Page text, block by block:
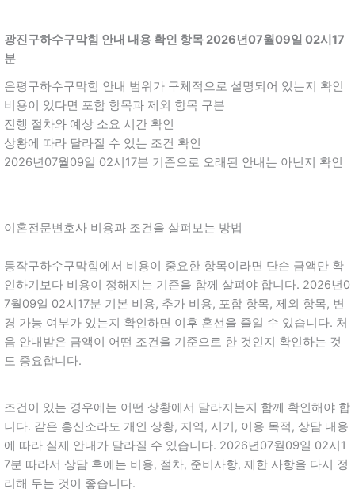
광진구하수구막힘 안내 내용 확인 항목 2026년07월09일 02시17
분
은평구하수구막힘 안내 범위가 구체적으로 설명되어 있는지 확인
비용이 있다면 포함 항목과 제외 항목 구분
진행 절차와 예상 소요 시간 확인
상황에 따라 달라질 수 있는 조건 확인
2026년07월09일 02시17분 기준으로 오래된 안내는 아닌지 확인
이혼전문변호사 비용과 조건을 살펴보는 방법
동작구하수구막힘에서 비용이 중요한 항목이라면 단순 금액만 확
인하기보다 비용이 정해지는 기준을 함께 살펴야 합니다. 2026년0
7월09일 02시17분 기본 비용, 추가 비용, 포함 항목, 제외 항목, 변
경 가능 여부가 있는지 확인하면 이후 혼선을 줄일 수 있습니다. 처
음 안내받은 금액이 어떤 조건을 기준으로 한 것인지 확인하는 것
도 중요합니다.
조건이 있는 경우에는 어떤 상황에서 달라지는지 함께 확인해야 합
니다. 같은 흥신소라도 개인 상황, 지역, 시기, 이용 목적, 상담 내용
에 따라 실제 안내가 달라질 수 있습니다. 2026년07월09일 02시1
7분 따라서 상담 후에는 비용, 절차, 준비사항, 제한 사항을 다시 정
리해 두는 것이 좋습니다.